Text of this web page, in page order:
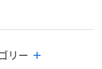
カゴへ
リー